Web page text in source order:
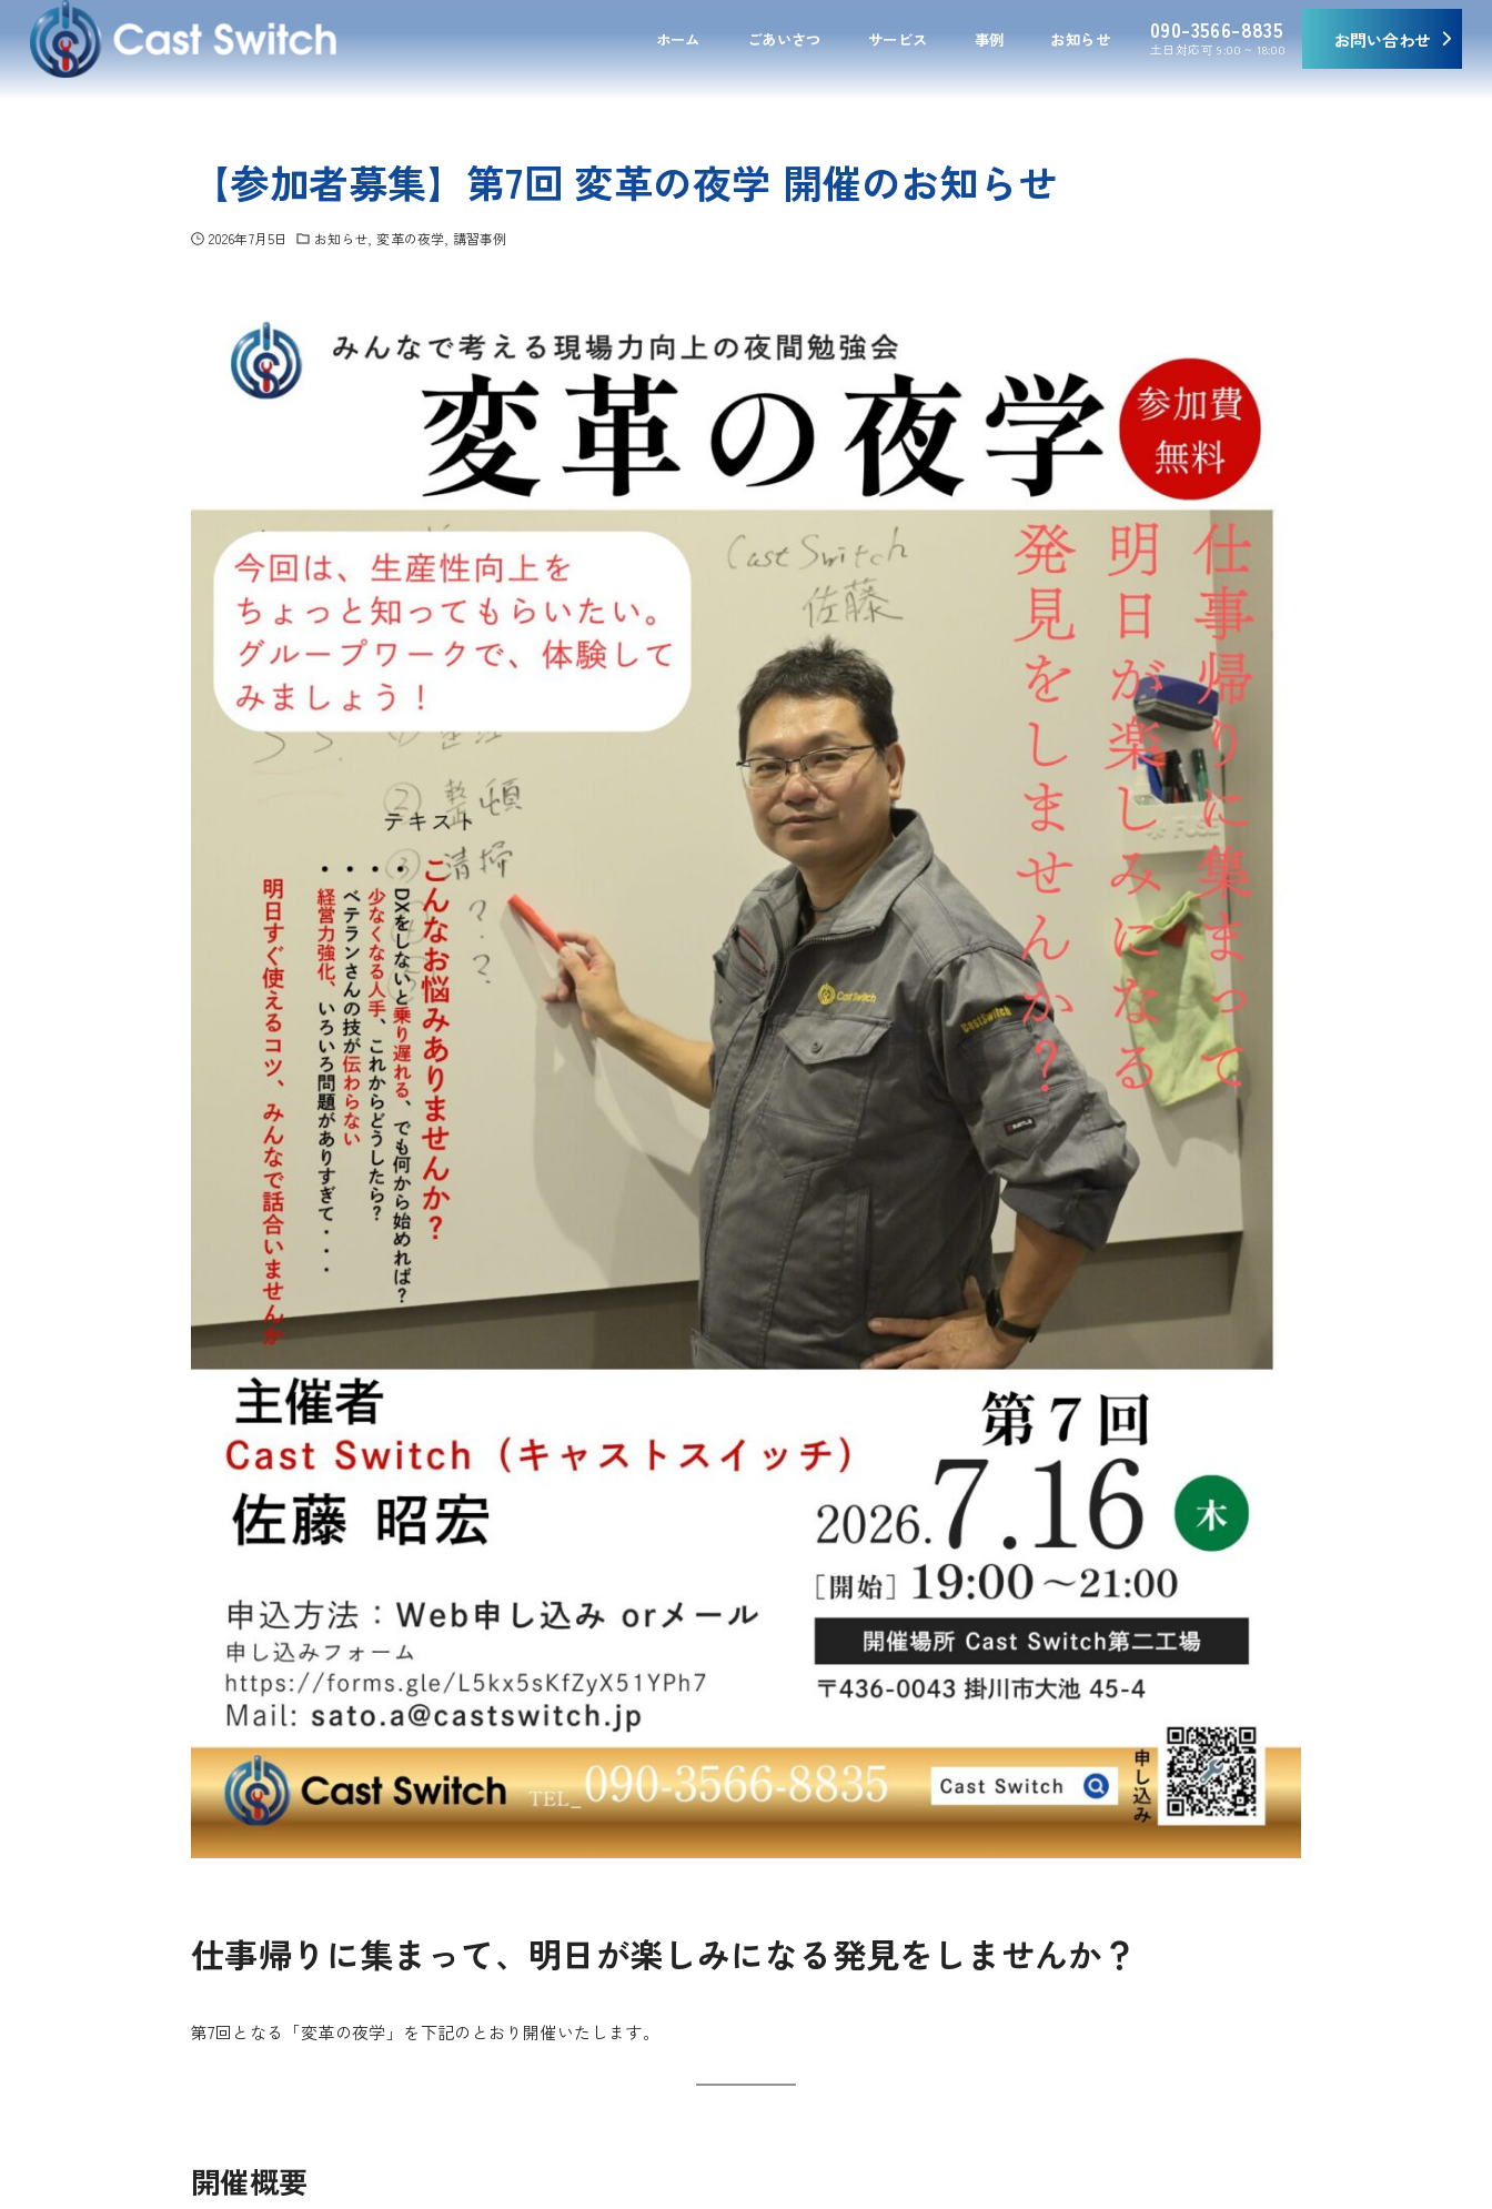
ホーム ごあいさつ サービス 事例 お知らせ 090-3566-8835
土日対応可 9:00 ~ 18:00 お問い合わせ
【参加者募集】第7回 変革の夜学 開催のお知らせ
2026年7月5日 お知らせ 変革の夜学 講習事例
仕事帰りに集まって、明日が楽しみになる発見をしませんか？
第7回となる「変革の夜学」を下記のとおり開催いたします。
開催概要